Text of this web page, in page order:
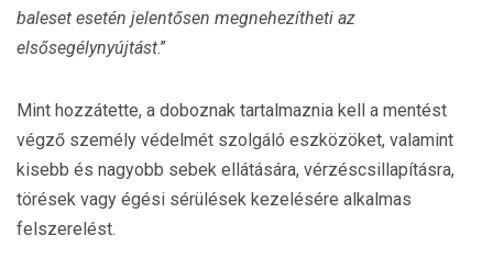
baleset esetén jelentősen megnehezítheti az
elsősegélynyújtást.”
Mint hozzátette, a doboznak tartalmaznia kell a mentést
végző személy védelmét szolgáló eszközöket, valamint
kisebb és nagyobb sebek ellátására, vérzéscsillapításra,
törések vagy égési sérülések kezelésére alkalmas
felszerelést.